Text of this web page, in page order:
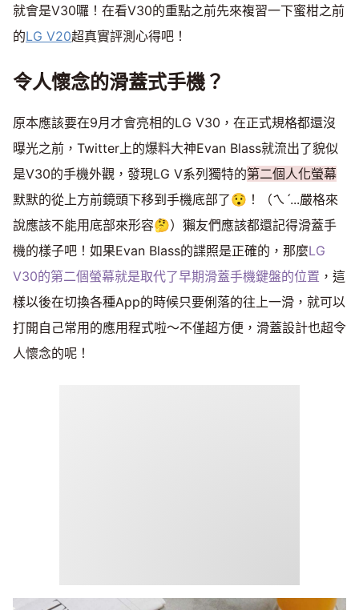
就會是V30囉！在看V30的重點之前先來複習一下蜜柑之前
的LG V20超真實評測心得吧！
令人懷念的滑蓋式手機？
原本應該要在9月才會亮相的LG V30，在正式規格都還沒
曝光之前，Twitter上的爆料大神Evan Blass就流出了貌似
是V30的手機外觀，發現LG V系列獨特的第二個人化螢幕
默默的從上方前鏡頭下移到手機底部了😯！（ㄟˊ...嚴格來
說應該不能用底部來形容🤔）獺友們應該都還記得滑蓋手
機的樣子吧！如果Evan Blass的諜照是正確的，那麼LG
V30的第二個螢幕就是取代了早期滑蓋手機鍵盤的位置 ，這
樣以後在切換各種App的時候只要俐落的往上一滑，就可以
打開自己常用的應用程式啦～不僅超方便，滑蓋設計也超令
人懷念的呢！